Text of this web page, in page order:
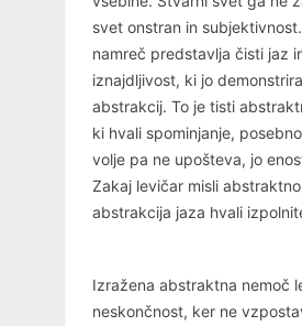
svet onstran in
namreč predstavlja čisti jaz
iznajdljivost, ki jo
abstrakcij. To je tisti
ki hvali spominjanje,
volje pa ne upošteva, jo
Zakaj levičar misli
abstrakcija jaza hvali
Izražena abstraktna nemoč
neskončnost, ker ne